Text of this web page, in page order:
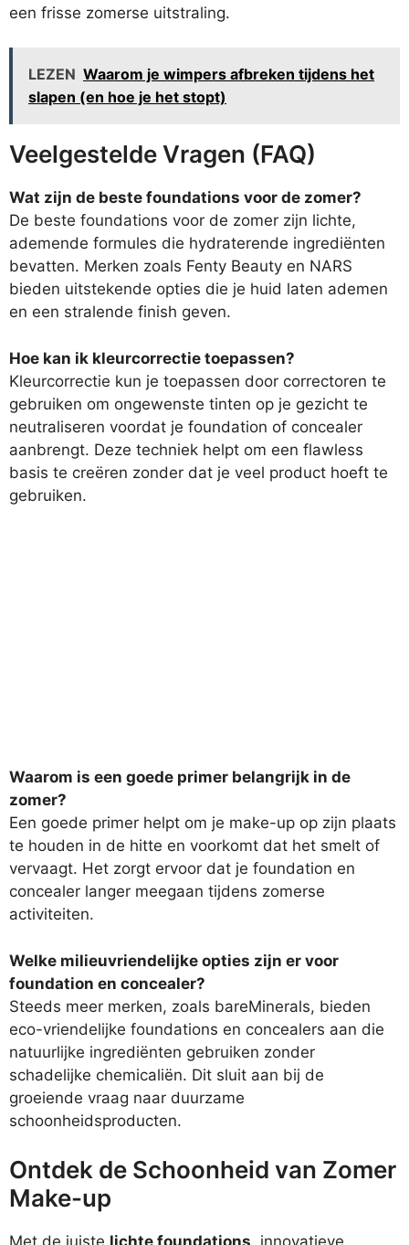
een frisse zomerse uitstraling.
LEZEN Waarom je wimpers afbreken tijdens het
slapen (en hoe je het stopt)
Veelgestelde Vragen (FAQ)
Wat zijn de beste foundations voor de zomer?
De beste foundations voor de zomer zijn lichte,
ademende formules die hydraterende ingrediënten
bevatten. Merken zoals Fenty Beauty en NARS
bieden uitstekende opties die je huid laten ademen
en een stralende finish geven.
Hoe kan ik kleurcorrectie toepassen?
Kleurcorrectie kun je toepassen door correctoren te
gebruiken om ongewenste tinten op je gezicht te
neutraliseren voordat je foundation of concealer
aanbrengt. Deze techniek helpt om een flawless
basis te creëren zonder dat je veel product hoeft te
gebruiken.
Waarom is een goede primer belangrijk in de
zomer?
Een goede primer helpt om je make-up op zijn plaats
te houden in de hitte en voorkomt dat het smelt of
vervaagt. Het zorgt ervoor dat je foundation en
concealer langer meegaan tijdens zomerse
activiteiten.
Welke milieuvriendelijke opties zijn er voor
foundation en concealer?
Steeds meer merken, zoals bareMinerals, bieden
eco-vriendelijke foundations en concealers aan die
natuurlijke ingrediënten gebruiken zonder
schadelijke chemicaliën. Dit sluit aan bij de
groeiende vraag naar duurzame
schoonheidsproducten.
Ontdek de Schoonheid van Zomer
Make-up